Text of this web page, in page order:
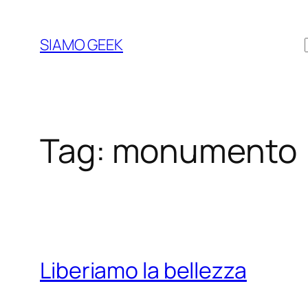
contenuto
SIAMO GEEK
Tag: monumento
Liberiamo la bellezza